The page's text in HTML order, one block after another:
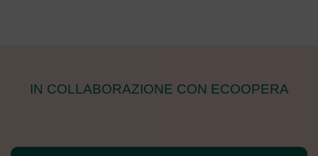
IN COLLABORAZIONE CON ECOOPERA